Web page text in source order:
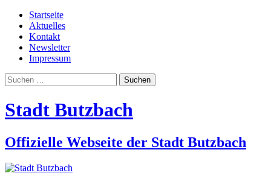
Startseite
Aktuelles
Kontakt
Newsletter
Impressum
Suchen
nach:
Stadt Butzbach
Offizielle Webseite der Stadt Butzbach